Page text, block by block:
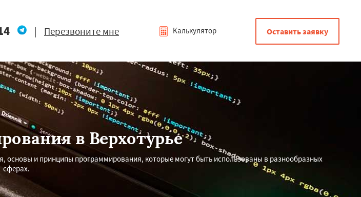
| Перезвоните мне Калькулятор Оставить заявку
в Верхотурье
основы и принципы программирования, которые могут быть использованы в разнообразных
сферах.